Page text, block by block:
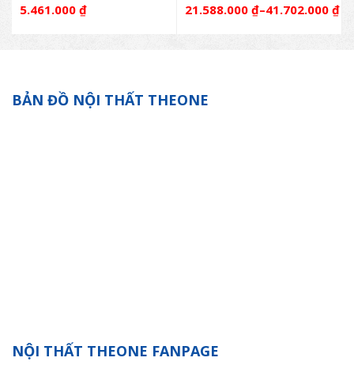
5.461.000 ₫ 21.588.000 ₫–41.702.000 ₫
BẢN ĐỒ NỘI THẤT THEONE
NỘI THẤT THEONE FANPAGE